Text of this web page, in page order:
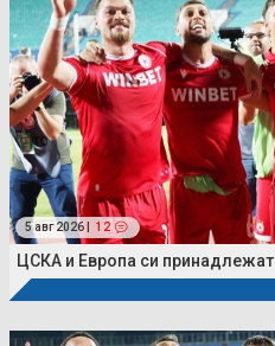
5 авг 2026 | 12
ЦСКА и Европа си принадлежат